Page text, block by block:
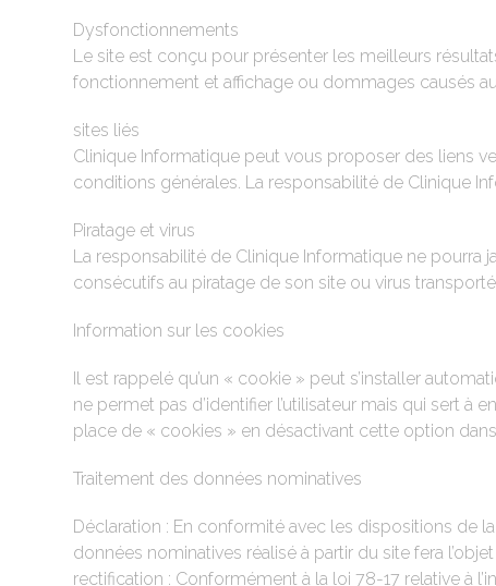
Dysfonctionnements
Le site est conçu pour présenter les meilleurs
fonctionnement et affichage ou dommages causés
sites liés
Clinique Informatique peut vous proposer des liens
conditions générales. La responsabilité de Clinique
Piratage et virus
La responsabilité de Clinique Informatique ne
consécutifs au piratage de son site ou virus
Information sur les cookies
Il est rappelé qu’un « cookie » peut s’installer
ne permet pas d’identifier l’utilisateur mais qui sert à
place de « cookies » en désactivant cette option
Traitement des données nominatives
Déclaration : En conformité avec les dispositions de
données nominatives réalisé à partir du site fera
rectification : Conformément à la loi 78-17 relative à